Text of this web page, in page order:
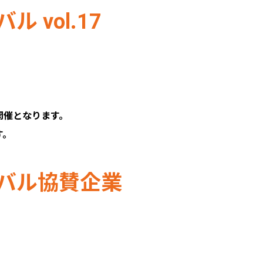
ル vol.17
となります。
ル協賛企業